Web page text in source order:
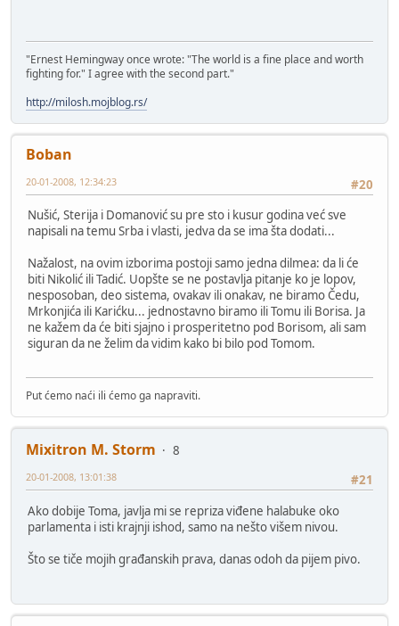
"Ernest Hemingway once wrote: "The world is a fine place and worth
fighting for." I agree with the second part."
http://milosh.mojblog.rs/
Boban
#20
20-01-2008, 12:34:23
Nušić, Sterija i Domanović su pre sto i kusur godina već sve
napisali na temu Srba i vlasti, jedva da se ima šta dodati...
Nažalost, na ovim izborima postoji samo jedna dilmea: da li će
biti Nikolić ili Tadić. Uopšte se ne postavlja pitanje ko je lopov,
nesposoban, deo sistema, ovakav ili onakav, ne biramo Čedu,
Mrkonjića ili Karićku... jednostavno biramo ili Tomu ili Borisa. Ja
ne kažem da će biti sjajno i prosperitetno pod Borisom, ali sam
siguran da ne želim da vidim kako bi bilo pod Tomom.
Put ćemo naći ili ćemo ga napraviti.
Mixitron M. Storm
8
#21
20-01-2008, 13:01:38
Ako dobije Toma, javlja mi se repriza viđene halabuke oko
parlamenta i isti krajnji ishod, samo na nešto višem nivou.
Što se tiče mojih građanskih prava, danas odoh da pijem pivo.